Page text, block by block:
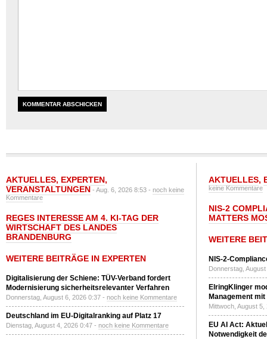
AKTUELLES, EXPERTEN,
VERANSTALTUNGEN - Aug. 6, 2026 8:53 - noch keine
Kommentare
REGES INTERESSE AM 4. KI-TAG DER
WIRTSCHAFT DES LANDES
BRANDENBURG
WEITERE BEITRÄGE IN EXPERTEN
Digitalisierung der Schiene: TÜV-Verband fordert
Modernisierung sicherheitsrelevanter Verfahren
Donnerstag, August 6, 2026 0:37 - noch keine Kommentare
Deutschland im EU-Digitalranking auf Platz 17
Dienstag, August 4, 2026 0:47 - noch keine Kommentare
AKTUELLES,
keine Kommentare
NIS-2
MATTERS
WEITERE
NIS-2-
Donnerstag,
ElringKlinger
Management
Mittwoch, August
EU AI Act:
Notwendigkeit